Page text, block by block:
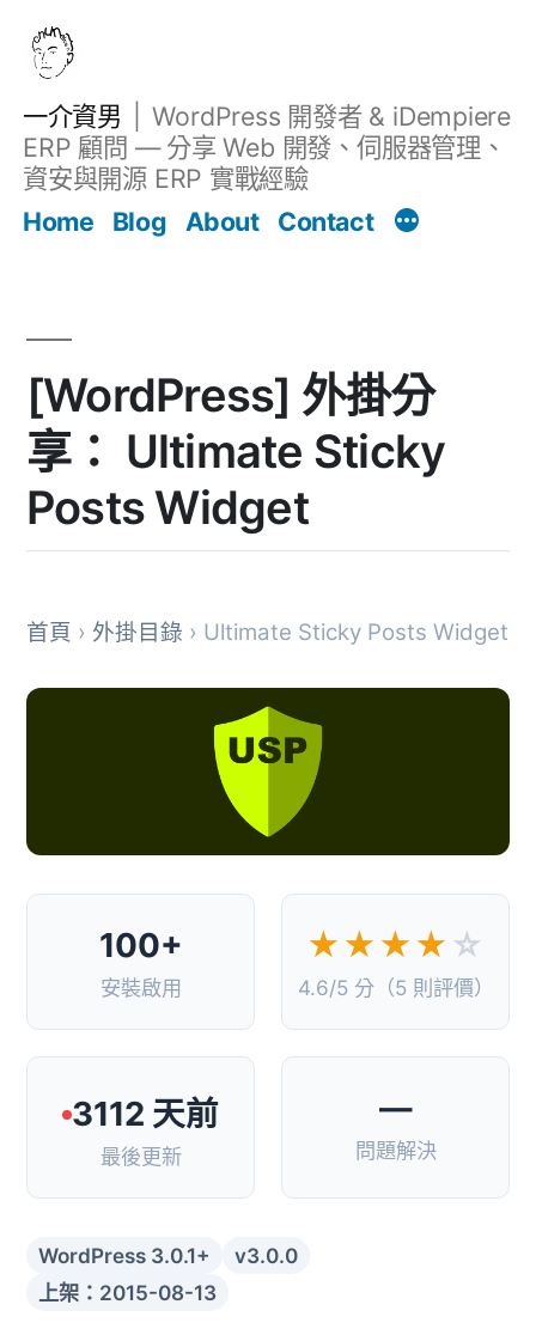
一介資男
WordPress 開發者 & iDempiere
ERP 顧問 — 分享 Web 開發、伺服器管理、
資安與開源 ERP 實戰經驗
Home
Blog About Contact
[WordPress] 外掛分
享： Ultimate Sticky
Posts Widget
首頁 › 外掛目錄 › Ultimate Sticky Posts Widget
100+
安裝啟用
★★★★ ☆
4.6/5 分（5 則評價）
3112 天前
最後更新
—
問題解決
WordPress 3.0.1+
v3.0.0
上架：2015-08-13
文章